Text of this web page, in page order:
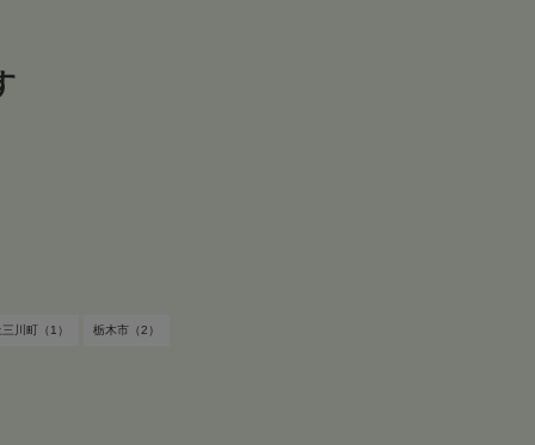
川町（1） 栃木市（2）